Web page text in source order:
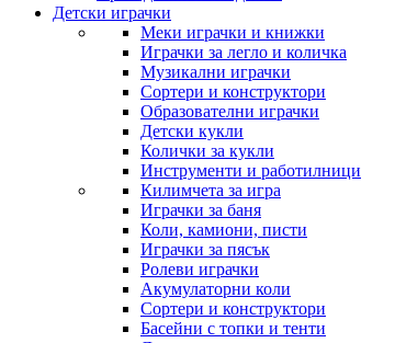
Детски играчки
Меки играчки и книжки
Играчки за легло и количка
Музикални играчки
Сортери и конструктори
Образователни играчки
Детски кукли
Колички за кукли
Инструменти и работилници
Килимчета за игра
Играчки за баня
Коли, камиони, писти
Играчки за пясък
Ролеви играчки
Акумулаторни коли
Сортери и конструктори
Басейни с топки и тенти